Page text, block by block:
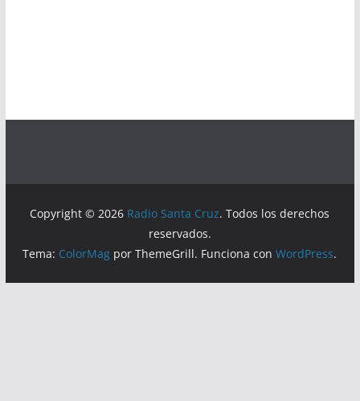
Copyright © 2026 Radio Santa Cruz. Todos los derechos
reservados.
Tema: ColorMag por ThemeGrill. Funciona conWordPress.